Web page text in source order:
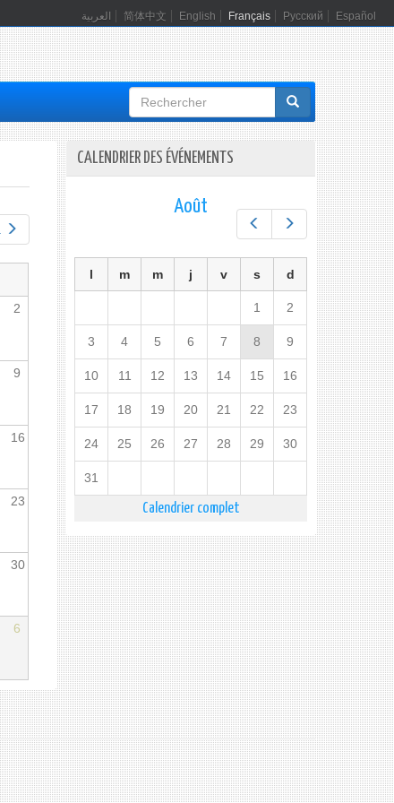
العربية 简体中文 English Français Русский Español
Formulaire
de
recherche
2
9
16
23
30
6
CALENDRIER DES ÉVÉNEMENTS
Préc. Suiv.
Août
l m m j v s d
1 2
3 4 5 6 7 8 9
10 11 12 13 14 15 16
17 18 19 20 21 22 23
24 25 26 27 28 29 30
31
Calendrier complet